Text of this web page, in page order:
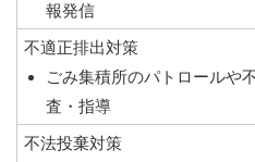
報発信
不適正排出対策
ごみ集積所のパトロールや
査・指導
不法投棄対策